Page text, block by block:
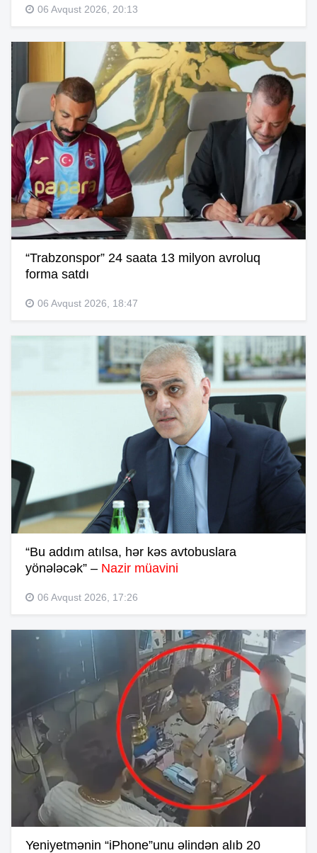
06 Avqust 2026, 20:13
“Trabzonspor” 24 saata 13 milyon avroluq
forma satdı
06 Avqust 2026, 18:47
“Bu addım atılsa, hər kəs avtobuslara
yönələcək” – Nazir müavini
06 Avqust 2026, 17:26
Yeniyetmənin “iPhone”unu əlindən alıb 20